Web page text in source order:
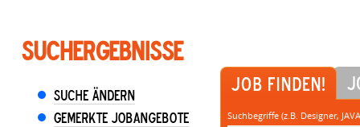
Job finden!
Suchbegriffe (z.B. Designer,
Suchergebnisse
Suche ändern
Gemerkte Jobangebote